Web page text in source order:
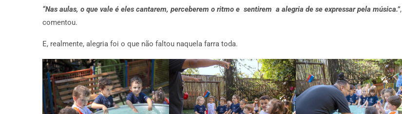
“Nas aulas, o que vale é eles cantarem, perceberem o ritmo e sentirem a alegria de se expressar pela música.”,
comentou.
E, realmente, alegria foi o que não faltou naquela farra toda.